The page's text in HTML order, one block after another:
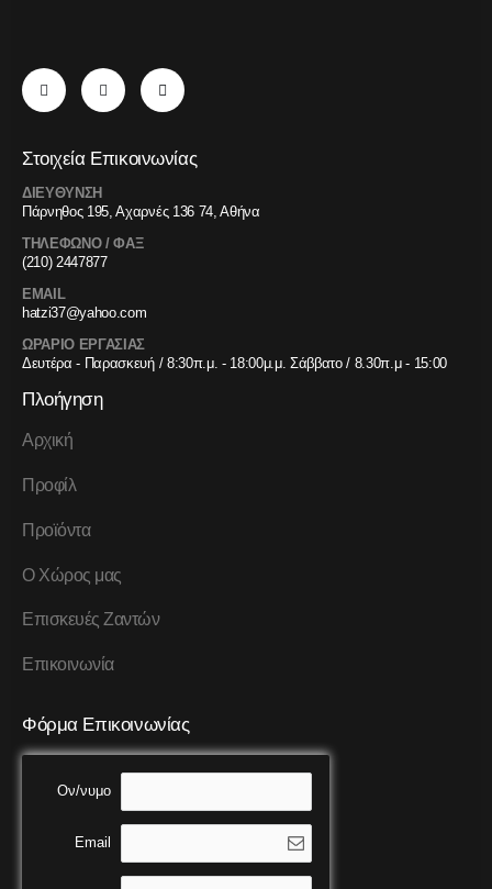
Στοιχεία Επικοινωνίας
ΔΙΕΥΘΥΝΣΗ
Πάρνηθος 195, Αχαρνές 136 74, Αθήνα
ΤΗΛΕΦΩΝΟ / ΦΑΞ
(210) 2447877
EMAIL
hatzi37@yahoo.com
ΩΡΑΡΙΟ ΕΡΓΑΣΙΑΣ
Δευτέρα - Παρασκευή / 8:30π.μ. - 18:00μ.μ. Σάββατο / 8.30π.μ - 15:00
Πλοήγηση
Αρχική
Προφίλ
Προϊόντα
Ο Χώρος μας
Επισκευές Ζαντών
Επικοινωνία
Φόρμα Επικοινωνίας
Ον/νυμο
Email